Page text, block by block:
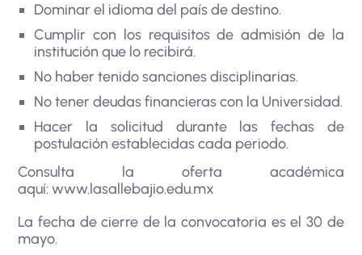
Dominar el idioma del país de destino.
Cumplir con los requisitos de admisión de la
institución que lo recibirá.
No haber tenido sanciones disciplinarias.
No tener deudas financieras con la Universidad.
Hacer la solicitud durante las fechas de
postulación establecidas cada periodo.
Consulta la oferta académica
aquí:www.lasallebajio.edu.mx
La fecha de cierre de la convocatoria es el 30 de
mayo.